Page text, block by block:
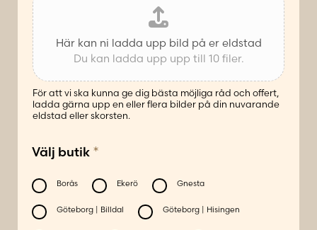
Här kan ni ladda upp bild på er eldstad
Du kan ladda upp upp till 10 filer.
För att vi ska kunna ge dig bästa möjliga råd och offert,
ladda gärna upp en eller flera bilder på din nuvarande
eldstad eller skorsten.
Välj butik *
Borås Ekerö Gnesta
Göteborg | Billdal Göteborg | Hisingen